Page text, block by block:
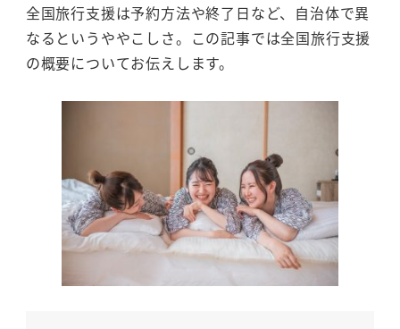
全国旅行支援は予約方法や終了日など、自治体で異
なるというややこしさ。この記事では全国旅行支援
の概要についてお伝えします。